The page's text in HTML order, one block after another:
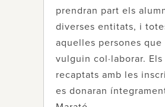
prendran part els
diverses entitats, i
aquelles persones que
vulguin col·laborar. Els
recaptats amb les
es donaran